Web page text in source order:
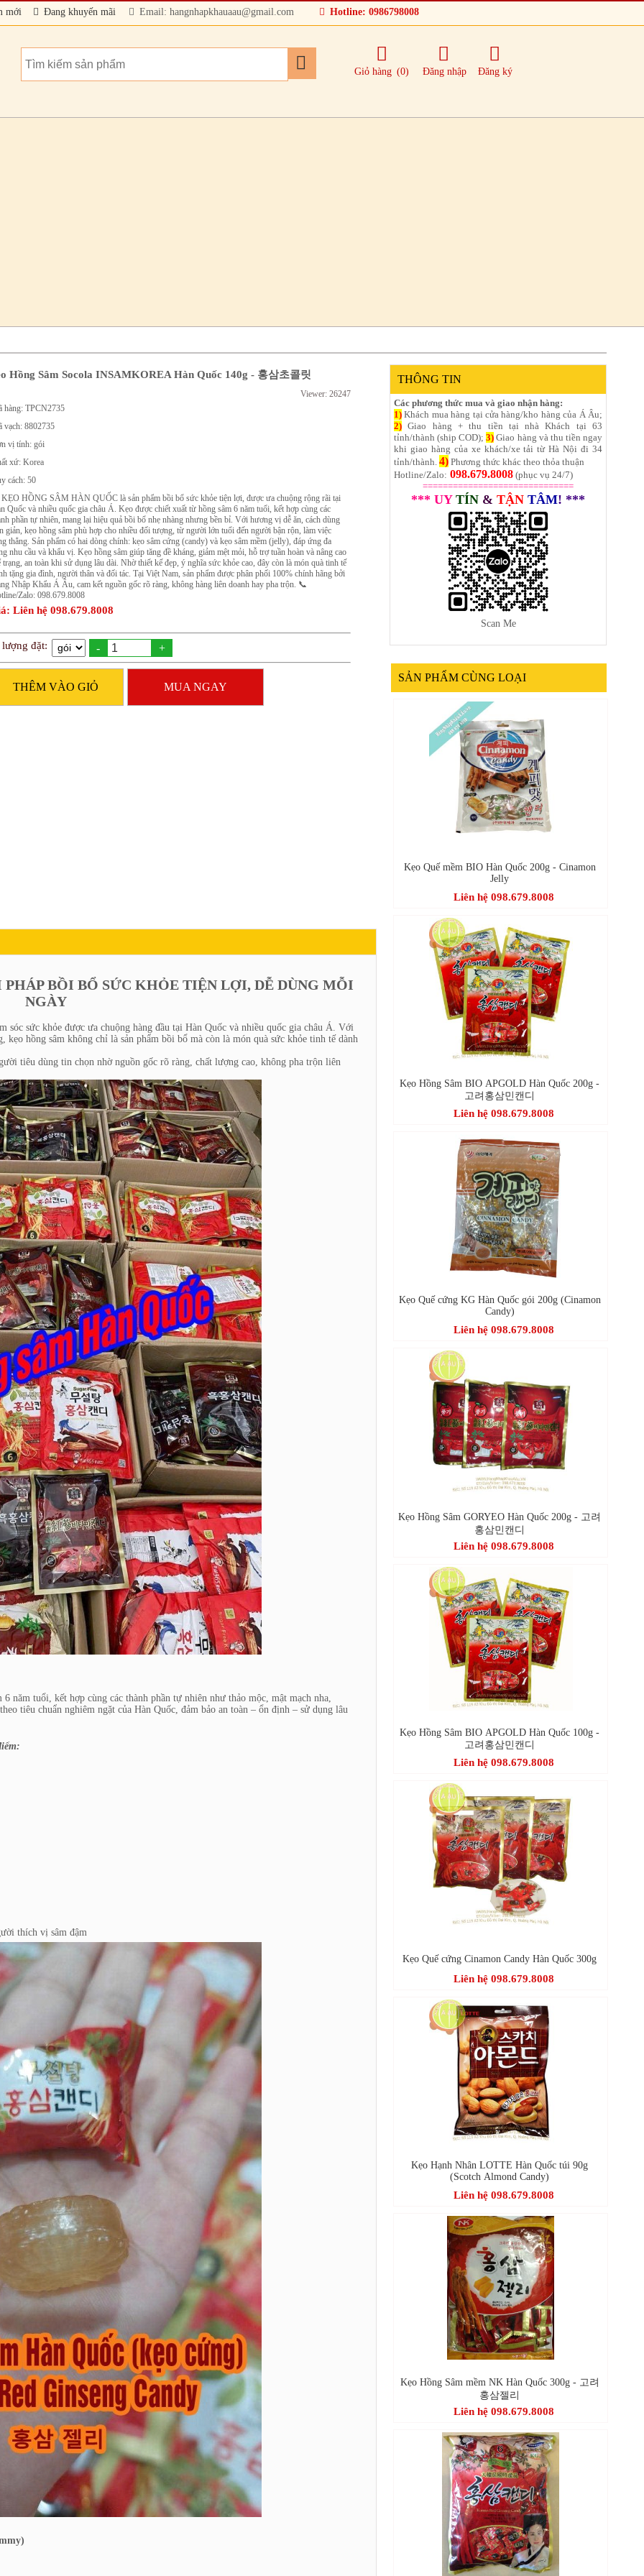
mới Đang khuyến mãi Email: hangnhapkhauaau@gmail.com Hotline: 0986798008
Giỏ hàng (0) Đăng nhập Đăng ký
Hồng Sâm Socola INSAMKOREA Hàn Quốc 140g - 홍삼초콜릿
Viewer: 26247
hàng: TPCN2735
vạch: 8802735
vị tính: gói
xứ: Korea
cách: 50
HỒNG SÂM HÀN QUỐC là sản phẩm bồi bổ sức khỏe tiện lợi, được ưa chuộng rộng rãi tại
Quốc và nhiều quốc gia châu Á. Kẹo được chiết xuất từ hồng sâm 6 năm tuổi, kết hợp cùng các
phần tự nhiên, mang lại hiệu quả bồi bổ nhẹ nhàng nhưng bền bỉ. Với hương vị dễ ăn, cách dùng
giản, kẹo hồng sâm phù hợp cho nhiều đối tượng, từ người lớn tuổi đến người bận rộn, làm việc
thẳng. Sản phẩm có hai dòng chính: kẹo sâm cứng (candy) và kẹo sâm mềm (jelly), đáp ứng đa
nhu cầu và khẩu vị. Kẹo hồng sâm giúp tăng đề kháng, giảm mệt mỏi, hỗ trợ tuần hoàn và nâng cao
trạng, an toàn khi sử dụng lâu dài. Nhờ thiết kế đẹp, ý nghĩa sức khỏe cao, đây còn là món quà tinh tế
tặng gia đình, người thân và đối tác. Tại Việt Nam, sản phẩm được phân phối 100% chính hãng bởi
Nhập Khẩu Á Âu, cam kết nguồn gốc rõ ràng, không hàng liên doanh hay pha trộn. 📞
Zalo: 098.679.8008
Liên hệ 098.679.8008
lượng đặt: - +
THÊM VÀO GIỎ MUA NGAY
BỒI BỔ SỨC KHỎE TIỆN LỢI, DỄ DÙNG MỖI
NGÀY
sóc sức khỏe được ưa chuộng hàng đầu tại Hàn Quốc và nhiều quốc gia châu Á. Với
hồng sâm không chỉ là sản phẩm bồi bổ mà còn là món quà sức khỏe tinh tế dành
tiêu dùng tin chọn nhờ nguồn gốc rõ ràng, chất lượng cao, không pha trộn liên
năm tuổi, kết hợp cùng các thành phần tự nhiên như thảo mộc, mật mạch nha,
tiêu chuẩn nghiêm ngặt của Hàn Quốc, đảm bảo an toàn – ổn định – sử dụng lâu
thích vị sâm đậm
THÔNG TIN
Các phương thức mua và giao nhận hàng:
1) Khách mua hàng tại cửa hàng/kho hàng của Á Âu;
2) Giao hàng + thu tiền tại nhà Khách tại 63
tỉnh/thành (ship COD);3) Giao hàng và thu tiền ngay
khi giao hàng của xe khách/xe tải từ Hà Nội đi 34
tỉnh/thành. 4) Phương thức khác theo thỏa thuận
Hotline/Zalo: 098.679.8008 (phục vụ 24/7)
==============================
*** UY TÍN & TẬN TÂM! ***
Scan Me
SẢN PHẨM CÙNG LOẠI
Kẹo Quế mềm BIO Hàn Quốc 200g - Cinamon
Jelly
Liên hệ 098.679.8008
Kẹo Hồng Sâm BIO APGOLD Hàn Quốc 200g -
고려홍삼민캔디
Liên hệ 098.679.8008
Kẹo Quế cứng KG Hàn Quốc gói 200g (Cinamon
Candy)
Liên hệ 098.679.8008
Kẹo Hồng Sâm GORYEO Hàn Quốc 200g - 고려
홍삼민캔디
Liên hệ 098.679.8008
Kẹo Hồng Sâm BIO APGOLD Hàn Quốc 100g -
고려홍삼민캔디
Liên hệ 098.679.8008
Kẹo Quế cứng Cinamon Candy Hàn Quốc 300g
Liên hệ 098.679.8008
Kẹo Hạnh Nhân LOTTE Hàn Quốc túi 90g
(Scotch Almond Candy)
Liên hệ 098.679.8008
Kẹo Hồng Sâm mềm NK Hàn Quốc 300g - 고려
홍삼젤리
Liên hệ 098.679.8008